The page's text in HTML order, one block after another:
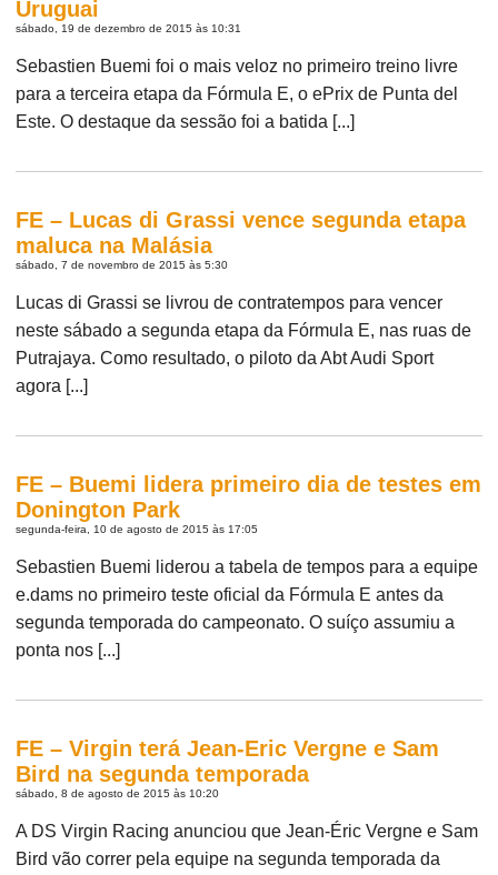
Uruguai
sábado, 19 de dezembro de 2015 às 10:31
Sebastien Buemi foi o mais veloz no primeiro treino livre
para a terceira etapa da Fórmula E, o ePrix de Punta del
Este. O destaque da sessão foi a batida [...]
FE – Lucas di Grassi vence segunda etapa
maluca na Malásia
sábado, 7 de novembro de 2015 às 5:30
Lucas di Grassi se livrou de contratempos para vencer
neste sábado a segunda etapa da Fórmula E, nas ruas de
Putrajaya. Como resultado, o piloto da Abt Audi Sport
agora [...]
FE – Buemi lidera primeiro dia de testes em
Donington Park
segunda-feira, 10 de agosto de 2015 às 17:05
Sebastien Buemi liderou a tabela de tempos para a equipe
e.dams no primeiro teste oficial da Fórmula E antes da
segunda temporada do campeonato. O suíço assumiu a
ponta nos [...]
FE – Virgin terá Jean-Eric Vergne e Sam
Bird na segunda temporada
sábado, 8 de agosto de 2015 às 10:20
A DS Virgin Racing anunciou que Jean-Éric Vergne e Sam
Bird vão correr pela equipe na segunda temporada da